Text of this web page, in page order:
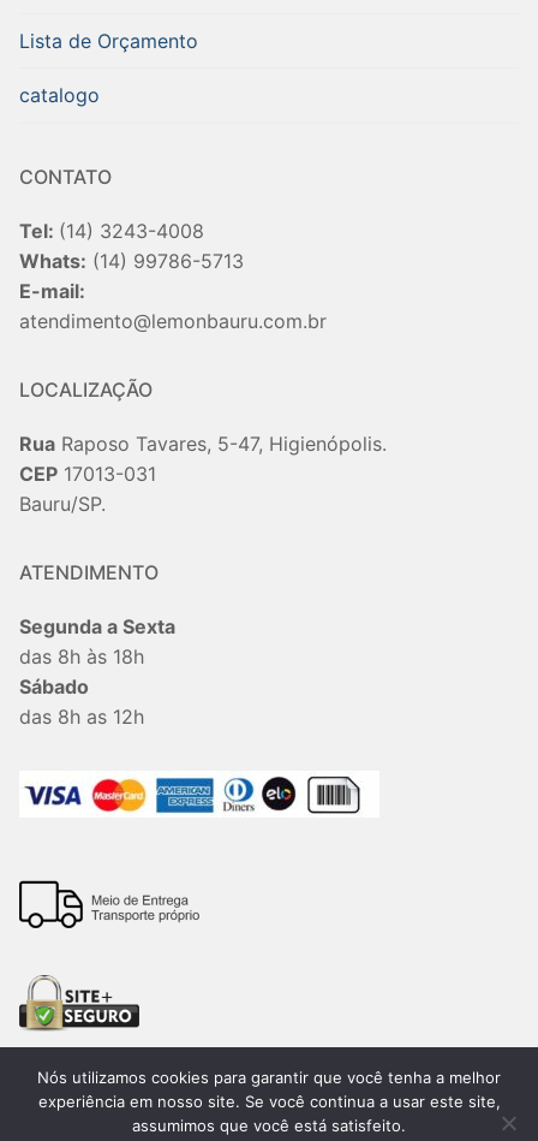
Lista de Orçamento
catalogo
CONTATO
Tel: (14) 3243-4008
Whats: (14) 99786-5713
E-mail:
atendimento@lemonbauru.com.br
LOCALIZAÇÃO
Rua Raposo Tavares, 5-47, Higienópolis.
CEP 17013-031
Bauru/SP.
ATENDIMENTO
Segunda a Sexta
das 8h às 18h
Sábado
das 8h as 12h
Todos os direitos reservados. 2026®. Lemon Bauru –
Nós utilizamos cookies para garantir que você tenha a melhor
experiência em nosso site. Se você continua a usar este site,
assumimos que você está satisfeito.